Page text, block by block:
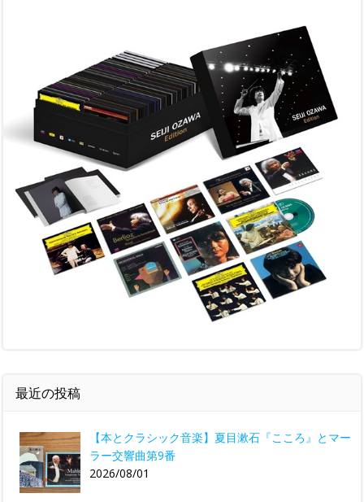
最近の投稿
【本とクラシック音楽】夏目漱石『こころ』とマー
ラー交響曲第9番
2026/08/01